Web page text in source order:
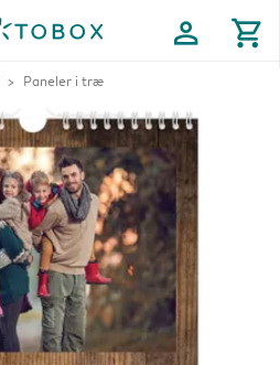
profile shopping_cart
Paneler i træ